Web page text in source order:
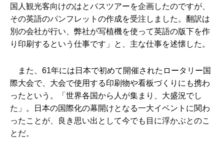
国人観光客向けのはとバスツアーを企画したのですが、
その英語のパンフレットの作成を受注しました。翻訳は
別の会社が行い、弊社が写植機を使って英語の版下を作
り印刷するという仕事です」と、主な仕事を述懐した。
また、61年には日本で初めて開催されたロータリー国
際大会で、大会で使用する印刷物や看板づくりにも携わ
ったという。「世界各国から人が集まり、大盛況でし
た」。日本の国際化の幕開けとなる一大イベントに関わ
ったことが、良き思い出として今でも目に浮かぶとのこ
とだ。